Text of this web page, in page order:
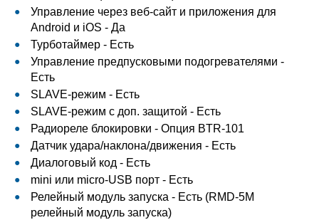
Управление через веб-сайт и приложения для
Android и iOS - Да
Турботаймер - Есть
Управление предпусковыми подогревателями -
Есть
SLAVE-режим - Есть
SLAVE-режим с доп. защитой - Есть
Радиореле блокировки - Опция BTR-101
Датчик удара/наклона/движения - Есть
Диалоговый код - Есть
mini или micro-USB порт - Есть
Релейный модуль запуска - Есть (RMD-5M
релейный модуль запуска)